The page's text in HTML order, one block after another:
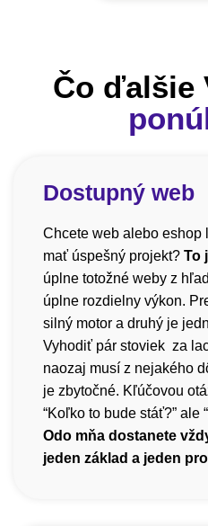
Čo ďalšie
Dostupný web
Chcete web alebo eshop
mať úspešný projekt? To
úplne totožné weby z
úplne rozdielny výkon.
silný motor a druhý je
Vyhodiť pár stoviek za
naozaj musí z nejakého
je zbytočné. Kľúčovou
“Koľko to bude stáť?” ale “
Odo mňa dostanete
jeden základ a jeden